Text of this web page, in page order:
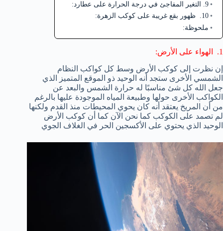
9. التغير المفاجئ في درجة الحرارة على عطارد:
10. ظهور بقع غريبة على كوكب الزهرة:
ملحوظة:
1. الهواء على الأرض:
إن نظرت إلى كوكب الأرض وسط كل كواكب النظام
الشمسي الأخرى ستجد أنه الوحيد ذو الموقع المتميز الذي
جعل الله كل شئ مناسبًا له حرارة الشمس والبعد عن
الكواكب الأخرى حولها وطبيعة المياه الموجودة عليها بالرغم
من أن المريخ يعتقد أنه كان يحوي المحيطات منذ القدم ولكنها
لم تصمد على الكوكب كما نحن الآن كما أن كوكب الأرض
الوحيد الذي يحتوي على الأكسجين الحر في الغلاف الجوي